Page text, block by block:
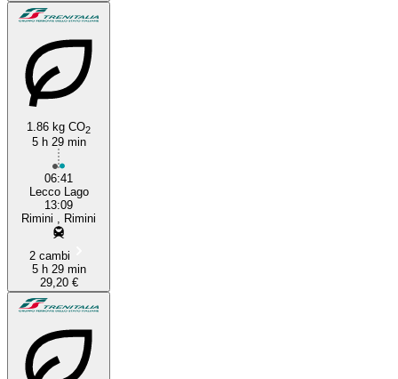
1.86 kg CO2
5 h 29 min
06:41
Lecco Lago
13:09
Rimini , Rimini
2 cambi
5 h 29 min
29,20 €